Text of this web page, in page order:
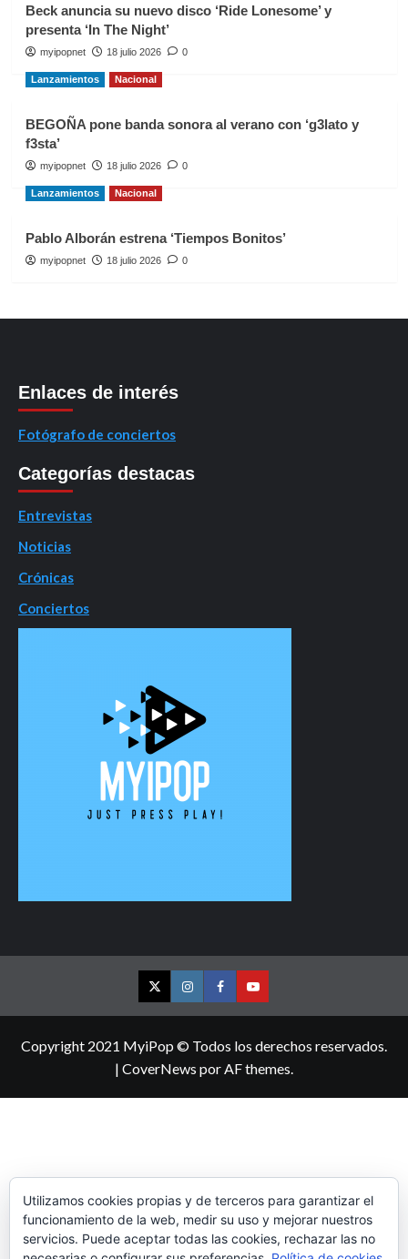
Beck anuncia su nuevo disco ‘Ride Lonesome’ y
presenta ‘In The Night’
myipopnet 18 julio 2026 0
Lanzamientos Nacional
BEGOÑA pone banda sonora al verano con ‘g3lato y
f3sta’
myipopnet 18 julio 2026 0
Lanzamientos Nacional
Pablo Alborán estrena ‘Tiempos Bonitos’
myipopnet 18 julio 2026 0
Enlaces de interés
Fotógrafo de conciertos
Categorías destacas
Entrevistas
Noticias
Crónicas
Conciertos
TwitterInstagramFacebookYouTube
Copyright 2021 MyiPop © Todos los derechos reservados.
| CoverNews por AF themes.
Utilizamos cookies propias y de terceros para garantizar el
funcionamiento de la web, medir su uso y mejorar nuestros
servicios. Puede aceptar todas las cookies, rechazar las no